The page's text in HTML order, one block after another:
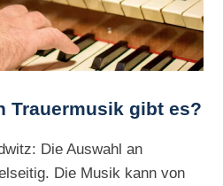
Trauermusik gibt es?
Die Auswahl an
Die Musik kann von